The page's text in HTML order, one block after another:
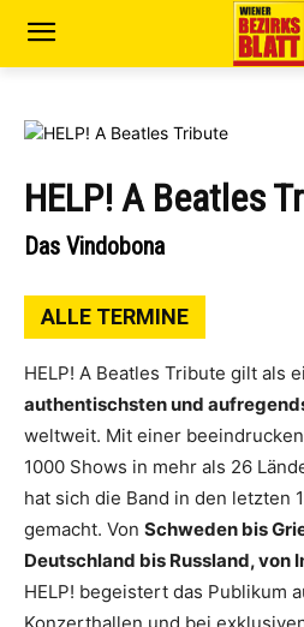
HELP! A Beatles
Das Vindobona
ALLE TERMINE
HELP! A Beatles Tribute gilt als
authentischsten und
weltweit. Mit einer
1000 Shows in mehr als 26
hat sich die Band in den letzten
gemacht. Von Schweden bis
Deutschland bis Russland, von
HELP! begeistert das Publikum